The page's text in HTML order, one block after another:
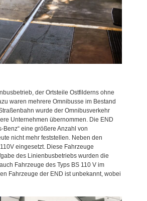
der Ortsteile Ostfilderns ohne
waren mehrere Omnibusse im Bestand
wurde der Omnibusverkehr
Unternehmen übernommen. Die END
eine größere Anzahl von
nicht mehr feststellen. Neben den
eingesetzt. Diese Fahrzeuge
des Linienbusbetriebs wurden die
Fahrzeuge des Typs BS 110 V im
Fahrzeuge der END ist unbekannt, wobei